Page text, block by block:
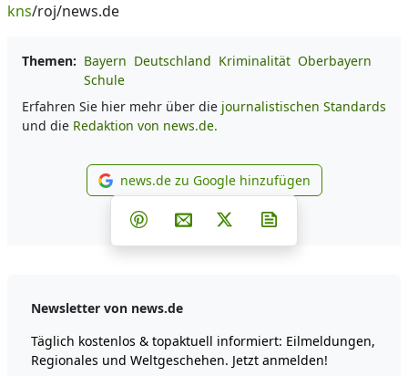
kns/roj/news.de
Themen: Bayern Deutschland Kriminalität Oberbayern
Schule
Erfahren Sie hier mehr über die journalistischen Standards
und die Redaktion von news.de.
news.de zu Google
news.de zu Google hinzufügen
Teilen auf Facebook
Teilen auf Whatsapp
Teilen auf Telegram
Teilen auf Pinterest
Per E-Mail teilen
Post auf X
Newsletter von news.de
Täglich kostenlos & topaktuell informiert: Eilmeldungen,
Regionales und Weltgeschehen. Jetzt anmelden!